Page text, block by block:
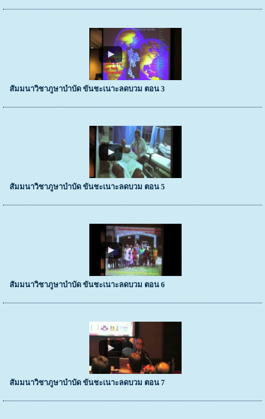
สัมมนาวิชาภูษาบำบัด ขันชะเนาะลดบวม ตอน 3
สัมมนาวิชาภูษาบำบัด ขันชะเนาะลดบวม ตอน 5
สัมมนาวิชาภูษาบำบัด ขันชะเนาะลดบวม ตอน 6
สัมมนาวิชาภูษาบำบัด ขันชะเนาะลดบวม ตอน 7